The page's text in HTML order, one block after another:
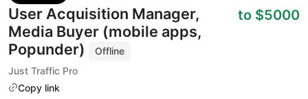
User Acquisition Manager,
Media Buyer (mobile apps,
Popunder)
Offline
Just Traffic Pro
Copy link
to $5000